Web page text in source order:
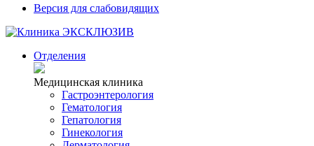
Версия для слабовидящих
Отделения
Медицинская клиника
Гастроэнтерология
Гематология
Гепатология
Гинекология